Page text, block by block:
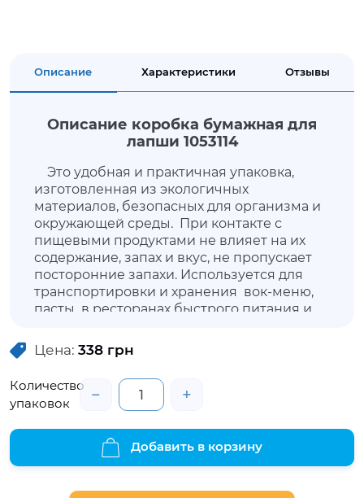
Описание Характеристики Отзывы
Описание коробка бумажная для
лапши 1053114
Это удобная и практичная упаковка,
изготовленная из экологичных
материалов, безопасных для организма и
окружающей среды. При контакте с
пищевыми продуктами не влияет на их
содержание, запах и вкус, не пропускает
посторонние запахи. Используется для
транспортировки и хранения вок-меню,
пасты в ресторанах быстрого питания и
плотного картона и при взаимодействии с
горячими блюдами не доставляет
дискомфорта рукам. Упаковка позволит
продуктам не утратить внешнюю
привлекательность, сохранить свежесть и
свойства.
Цена: 338 грн
Количество
упаковок
− +
Добавить в корзину